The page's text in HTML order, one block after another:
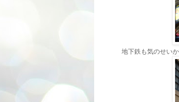
地下鉄も気のせいか